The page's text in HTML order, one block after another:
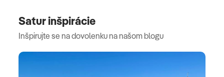
Satur inšpirácie
Inšpirujte se na dovolenku na našom blogu